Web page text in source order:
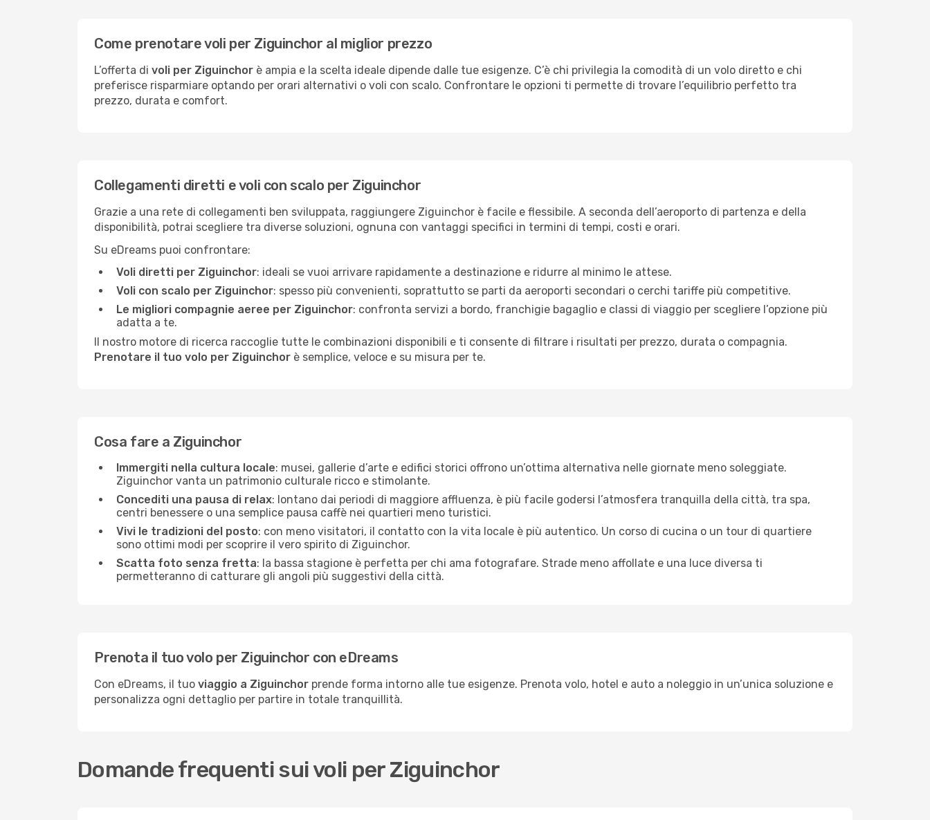
Come prenotare voli per Ziguinchor al miglior prezzo
L’offerta di voli per Ziguinchor è ampia e la scelta ideale dipende dalle tue esigenze. C’è chi privilegia la comodità di un volo diretto e chi
preferisce risparmiare optando per orari alternativi o voli con scalo. Confrontare le opzioni ti permette di trovare l’equilibrio perfetto tra
prezzo, durata e comfort.
Collegamenti diretti e voli con scalo per Ziguinchor
Grazie a una rete di collegamenti ben sviluppata, raggiungere Ziguinchor è facile e flessibile. A seconda dell’aeroporto di partenza e della
disponibilità, potrai scegliere tra diverse soluzioni, ognuna con vantaggi specifici in termini di tempi, costi e orari.
Su eDreams puoi confrontare:
Voli diretti per Ziguinchor: ideali se vuoi arrivare rapidamente a destinazione e ridurre al minimo le attese.
Voli con scalo per Ziguinchor: spesso più convenienti, soprattutto se parti da aeroporti secondari o cerchi tariffe più competitive.
Le migliori compagnie aeree per Ziguinchor: confronta servizi a bordo, franchigie bagaglio e classi di viaggio per scegliere l’opzione più
adatta a te.
Il nostro motore di ricerca raccoglie tutte le combinazioni disponibili e ti consente di filtrare i risultati per prezzo, durata o compagnia.
Prenotare il tuo volo per Ziguinchor è semplice, veloce e su misura per te.
Cosa fare a Ziguinchor
Immergiti nella cultura locale: musei, gallerie d’arte e edifici storici offrono un’ottima alternativa nelle giornate meno soleggiate.
Ziguinchor vanta un patrimonio culturale ricco e stimolante.
Concediti una pausa di relax: lontano dai periodi di maggiore affluenza, è più facile godersi l’atmosfera tranquilla della città, tra spa,
centri benessere o una semplice pausa caffè nei quartieri meno turistici.
Vivi le tradizioni del posto: con meno visitatori, il contatto con la vita locale è più autentico. Un corso di cucina o un tour di quartiere
sono ottimi modi per scoprire il vero spirito di Ziguinchor.
Scatta foto senza fretta: la bassa stagione è perfetta per chi ama fotografare. Strade meno affollate e una luce diversa ti
permetteranno di catturare gli angoli più suggestivi della città.
Prenota il tuo volo per Ziguinchor con eDreams
Con eDreams, il tuo viaggio a Ziguinchor prende forma intorno alle tue esigenze. Prenota volo, hotel e auto a noleggio in un’unica soluzione e
personalizza ogni dettaglio per partire in totale tranquillità.
Domande frequenti sui voli per Ziguinchor